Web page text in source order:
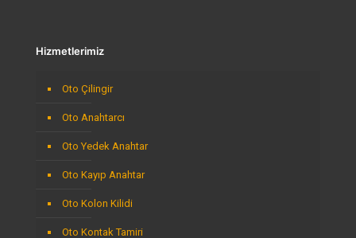
Hizmetlerimiz
Oto Çilingir
Oto Anahtarcı
Oto Yedek Anahtar
Oto Kayıp Anahtar
Oto Kolon Kilidi
Oto Kontak Tamiri